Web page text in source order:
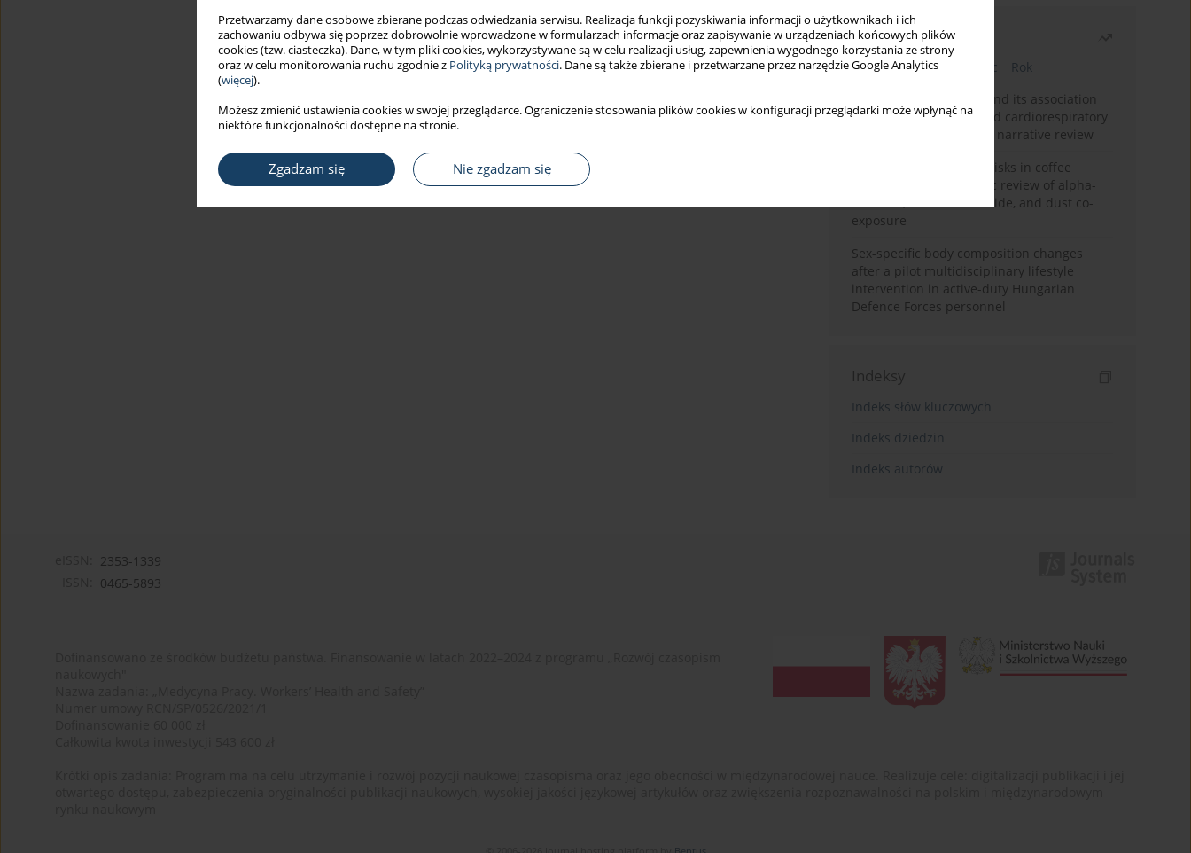
Przetwarzamy dane osobowe zbierane podczas odwiedzania serwisu. Realizacja funkcji pozyskiwania informacji o użytkownikach i ich
zachowaniu odbywa się poprzez dobrowolnie wprowadzone w formularzach informacje oraz zapisywanie w urządzeniach końcowych plików
cookies (tzw. ciasteczka). Dane, w tym pliki cookies, wykorzystywane są w celu realizacji usług, zapewnienia wygodnego korzystania ze strony
oraz w celu monitorowania ruchu zgodnie z Polityką prywatności. Dane są także zbierane i przetwarzane przez narzędzie Google Analytics
(więcej).
Możesz zmienić ustawienia cookies w swojej przeglądarce. Ograniczenie stosowania plików cookies w konfiguracji przeglądarki może wpłynąć na
niektóre funkcjonalności dostępne na stronie.
Zgadzam się Nie zgadzam się
Najczęściej czytane
Bieżący numer Miesiąc
Rok
Occupational burnout and its association
with physical activity and cardiorespiratory
fitness among nurses: a narrative review
Synergistic respiratory risks in coffee
processing: a systematic review of alpha-
diketone, carbon monoxide, and dust co-
exposure
Sex-specific body composition changes
after a pilot multidisciplinary lifestyle
intervention in active-duty Hungarian
Defence Forces personnel
Indeksy
Indeks słów kluczowych
Indeks dziedzin
Indeks autorów
2353-1339
0465-5893